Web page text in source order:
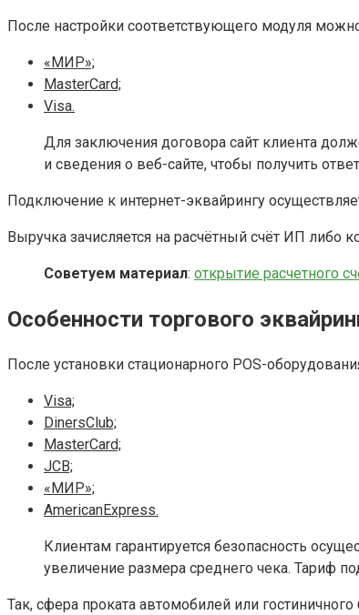
После настройки соответствующего модуля
«МИР»;
MasterCard;
Visa.
Для заключения договора сайт клиента
и сведения о веб-сайте, чтобы получить
Подключение к интернет-эквайрингу
Выручка зачисляется на расчётный счёт ИП
Советуем материал: открытие расчетного
Особенности торгового
После установки стационарного POS-
Visa;
DinersClub;
MasterCard;
JCB;
«МИР»;
AmericanExpress.
Клиентам гарантируется безопасность
увеличение размера среднего чека. Тариф
Так, сфера проката автомобилей или